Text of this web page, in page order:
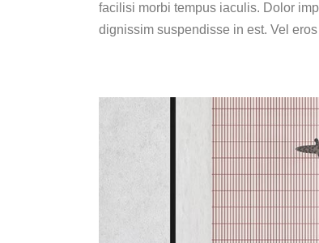
facilisi morbi tempus iaculis. Dolor
dignissim suspendisse in est. Vel